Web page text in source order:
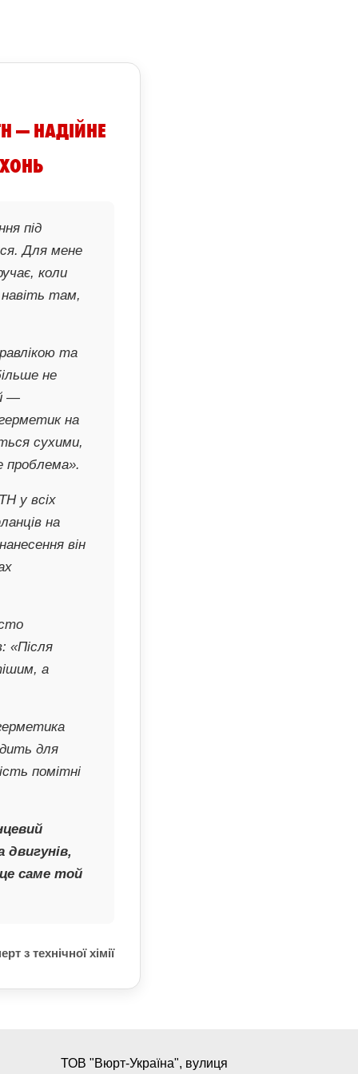
— НАДІЙНЕ
під
Для мене
коли
навіть там,
та
не
—
на
сухими,
проблема».
у всіх
на
він
«Після
а
для
помітні
саме той
з технічної хімії
ТОВ "Вюрт-Україна", вулиця